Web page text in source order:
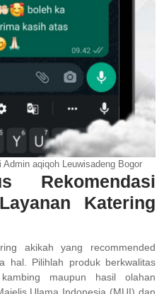
aqiqoh Leuwisadeng Bogor
Rekomendasi
Katering
akikah yang recommended
hal. Pilihlah produk berkwalitas
maupun hasil olahan
Ulama Indonesia (MUI) dan